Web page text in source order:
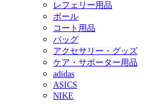
レフェリー用品
ボール
コート用品
バッグ
アクセサリー・グッズ
ケア・サポーター用品
adidas
ASICS
NIKE